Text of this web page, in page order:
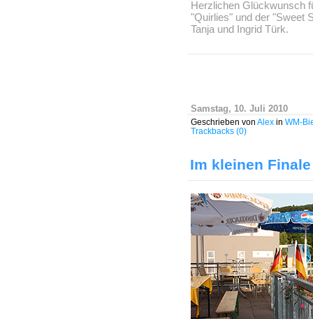
Herzlichen Glückwunsch
"Quirlies" und der "Sweet
Tanja und Ingrid Türk.
Samstag, 10. Juli 2010
Geschrieben von Alex in WM-
Trackbacks (0)
Im kleinen Finale